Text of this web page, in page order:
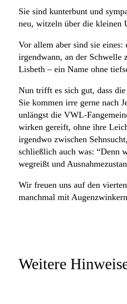
Sie sind kunterbunt und
neu, witzeln über die kleinen
Vor allem aber sind sie
irgendwann, an der Schwelle
Lisbeth – ein Name ohne
Nun trifft es sich gut, dass
Sie kommen irre gerne nach
unlängst die VWL-
wirken gereift, ohne ihre
irgendwo zwischen
schließlich auch was: “Denn
wegreißt und
Wir freuen uns auf den
manchmal mit
Weitere